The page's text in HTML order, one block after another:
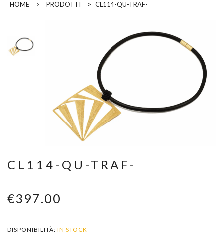
HOME > PRODOTTI > CL114-QU-TRAF-
CL114-QU-TRAF-
€397.00
DISPONIBILITÀ: IN STOCK